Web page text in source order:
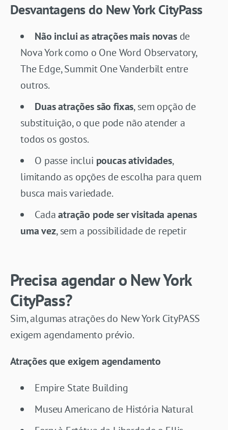
Desvantagens do New York CityPass
Não inclui as atrações mais novasde
Nova York como o One Word Observatory,
The Edge, Summit One Vanderbilt entre
outros.
Duas atrações são fixas, sem opção de
substituição, o que pode não atender a
todos os gostos.
O passe inclui poucas atividades,
limitando as opções de escolha para quem
busca mais variedade.
Cadaatração pode ser visitada apenas
uma vez, sem a possibilidade de repetir
Precisa agendar o New York
CityPass?
Sim, algumas atrações do New York CityPASS
exigem agendamento prévio.
Atrações que exigem agendamento
Empire State Building
Museu Americano de História Natural